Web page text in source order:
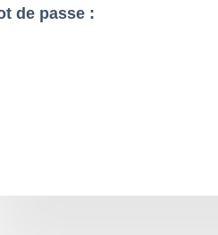
de passe :